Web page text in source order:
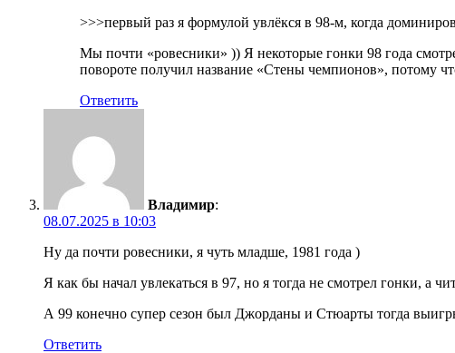
>>>первый раз я формулой увлёкся в 98-м, когда
Мы почти «ровесники» )) Я некоторые гонки 98 года
повороте получил название «Стены чемпионов», потому
Ответить
Владимир:
08.07.2025 в 10:03
Ну да почти ровесники, я чуть младше, 1981 года )
Я как бы начал увлекаться в 97, но я тогда не смотрел гонки, а
А 99 конечно супер сезон был Джорданы и Стюарты тогда
Ответить